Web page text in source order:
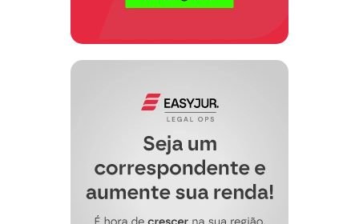
11º. Condenar o Requerido em custas
12º. Dá-se à causa o valor de R$
do art. 292, do NCPC (necessidade de
fundamentar o dano moral na peça – art.
Pede deferimento.